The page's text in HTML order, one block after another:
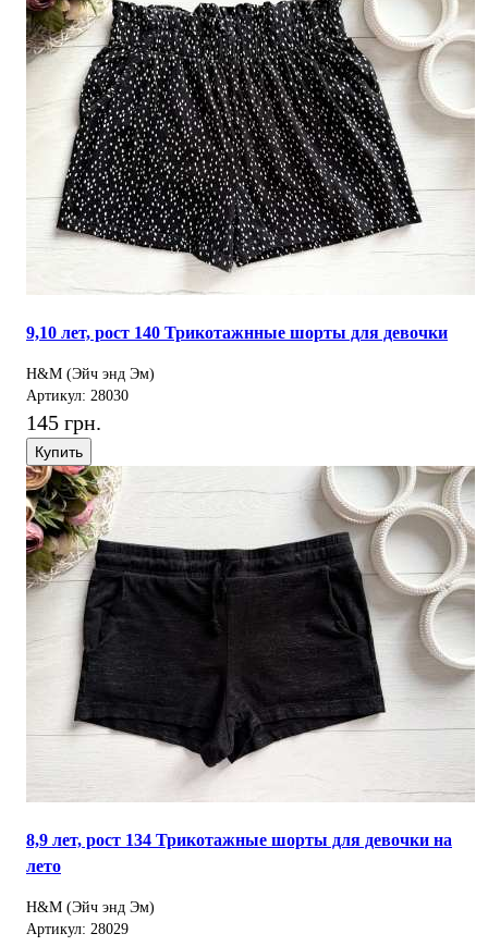
9,10 лет, рост 140 Трикотажнные шорты для девочки
H&M (Эйч энд Эм)
Артикул: 28030
145 грн.
Купить
8,9 лет, рост 134 Трикотажные шорты для девочки на
лето
H&M (Эйч энд Эм)
Артикул: 28029